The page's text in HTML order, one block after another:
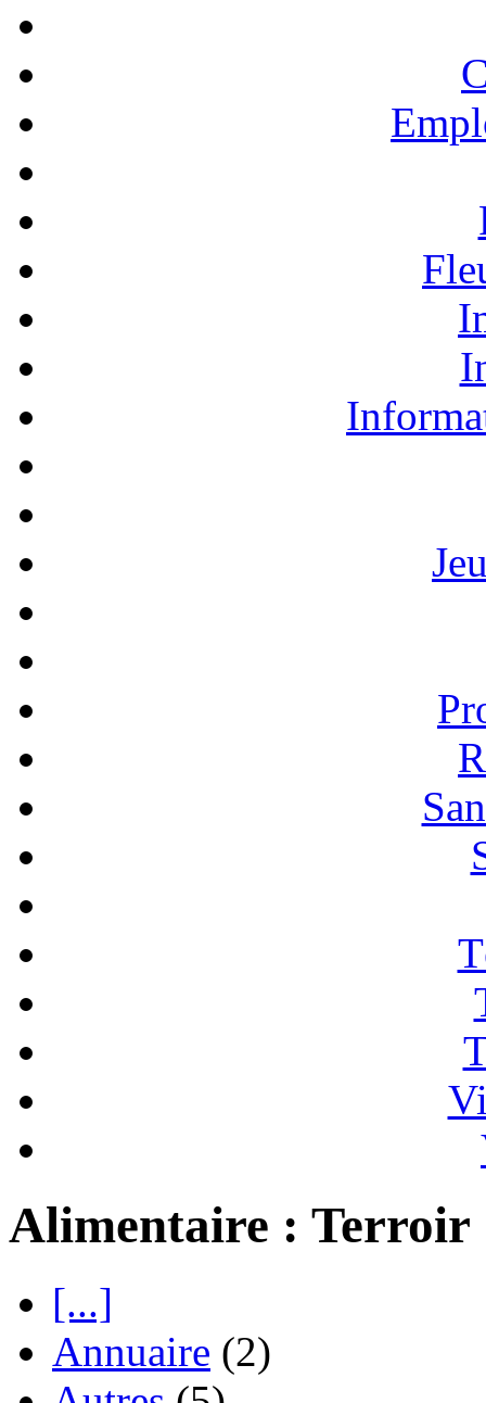
Alimentaire : Terroir
[...]
Annuaire (2)